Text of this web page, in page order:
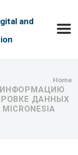
and
Home
ДАННЫХ